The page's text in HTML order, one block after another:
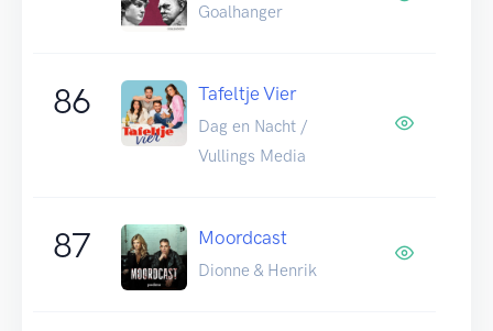
Goalhanger
86 Tafeltje Vier
Dag en Nacht /
Vullings Media
87 Moordcast
Dionne & Henrik